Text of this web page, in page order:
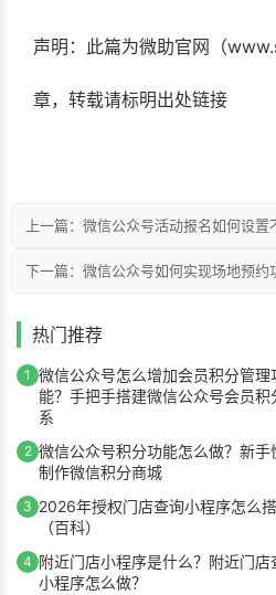
声明：此篇为微助官网（
章，转载请标明出处链接
热门推荐
1 微信公众号怎么增加会员积分管理
能？手把手搭建微信公众号会员积
系
2 微信公众号积分功能怎么做？新手
制作微信积分商城
3 2026年授权门店查询小程序怎么
（百科）
4 附近门店小程序是什么？附近门店
小程序怎么做？